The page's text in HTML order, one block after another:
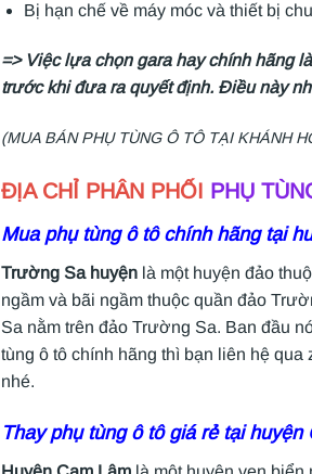
Bị hạn chế về máy móc và thiết bị
=> Việc lựa chọn gara hay chính hãng
trước khi đưa ra quyết định. Điều này
(MUA BÁN PHỤ TÙNG Ô TÔ TẠI KHÁNH
ĐỊA CHỈ PHÂN PHỐI PHỤ
Mua phụ tùng ô tô chính hãng tại
Trường Sa huyện là một huyện đảo
ngầm và bãi ngầm thuộc quần đảo
Sa nằm trên đảo Trường Sa. Ban đầu
tùng ô tô chính hãng thì bạn liên hệ qua
nhé.
Thay phụ tùng ô tô giá rẻ tại huyện